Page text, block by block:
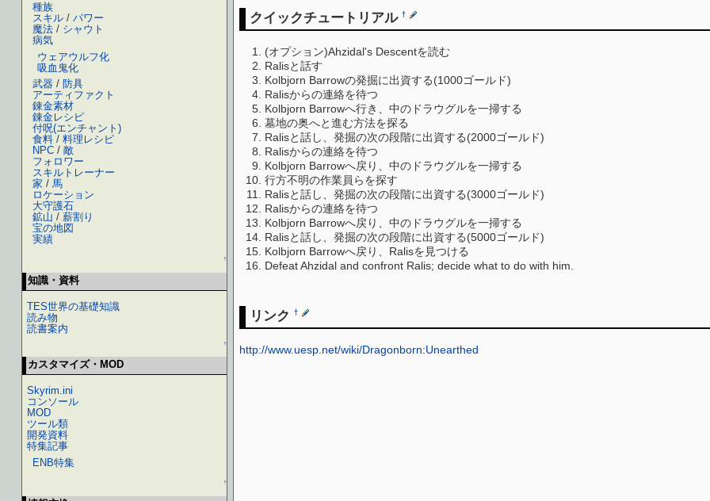
クイックチュートリアル†
(オプション)Ahzidal's Descentを読む
Ralisと話す
Kolbjorn Barrowの発掘に出資する(1000ゴールド)
Ralisからの連絡を待つ
Kolbjorn Barrowへ行き、中のドラウグルを一掃する
墓地の奥へと進む方法を探る
Ralisと話し、発掘の次の段階に出資する(2000ゴールド)
Ralisからの連絡を待つ
Kolbjorn Barrowへ戻り、中のドラウグルを一掃する
行方不明の作業員らを探す
Ralisと話し、発掘の次の段階に出資する(3000ゴールド)
Ralisからの連絡を待つ
Kolbjorn Barrowへ戻り、中のドラウグルを一掃する
Ralisと話し、発掘の次の段階に出資する(5000ゴールド)
Kolbjorn Barrowへ戻り、Ralisを見つける
Defeat Ahzidal and confront Ralis; decide what to do with him.
リンク†
http://www.uesp.net/wiki/Dragonborn:Unearthed
種族
スキル/ パワー
魔法/ シャウト
病気
ウェアウルフ化
吸血鬼化
武器 / 防具
アーティファクト
錬金素材
錬金レシピ
付呪(エンチャント)
食料/ 料理レシピ
NPC/ 敵
フォロワー
スキルトレーナー
家 / 馬
ロケーション
大守護石
鉱山 / 薪割り
宝の地図
実績
↑
知識・資料
TES世界の基礎知識
読み物
読書案内
↑
カスタマイズ・MOD
Skyrim.ini
コンソール
MOD
ツール類
開発資料
特集記事
ENB特集
↑